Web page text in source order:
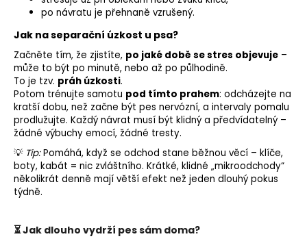
po návratu je přehnaně vzrušený.
Jak na separační úzkost u psa?
Začněte tím, že zjistíte, po jaké době se stres objevuje –
může to být po minutě, nebo až po půlhodině.
To je tzv. práh úzkosti.
Potom trénujte samotu pod tímto prahem: odcházejte na
kratší dobu, než začne být pes nervózní, a intervaly pomalu
prodlužujte. Každý návrat musí být klidný a předvídatelný –
žádné výbuchy emocí, žádné tresty.
💡 Tip:Pomáhá, když se odchod stane běžnou věcí – klíče,
boty, kabát = nic zvláštního. Krátké, klidné „mikroodchody“
několikrát denně mají větší efekt než jeden dlouhý pokus
týdně.
⏳ Jak dlouho vydrží pes sám doma?